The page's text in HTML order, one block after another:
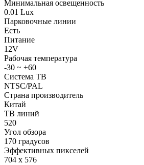
Минимальная освещенность
0.01 Lux
Парковочные линии
Есть
Питание
12V
Рабочая температура
-30 ~ +60
Система ТВ
NTSC/PAL
Страна производитель
Китай
ТВ линий
520
Угол обзора
170 градусов
Эффективных пикселей
704 x 576